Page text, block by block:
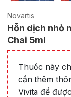
Novartis
Hỗn dịch nhỏ
Chai 5ml
Thuốc này
cần thêm
Vivita để